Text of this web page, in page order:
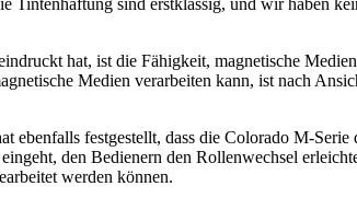
Tintenhaftung sind erstklassig, und wir haben
hat, ist die Fähigkeit, magnetische
Medien verarbeiten kann, ist nach
ebenfalls festgestellt, dass die Colorado M-
den Bedienern den Rollenwechsel
werden können.